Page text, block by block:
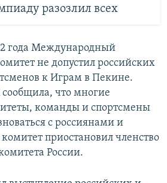
разозлил всех
года Международный
не допустил российских
к Играм в Пекине.
что многие
команды и спортсмены
с россиянами и
приостановил членство
России.